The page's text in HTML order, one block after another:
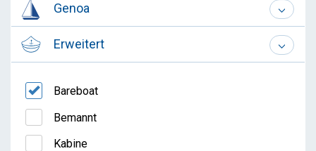
Genoa
Erweitert
Bareboat
Bemannt
Kabine